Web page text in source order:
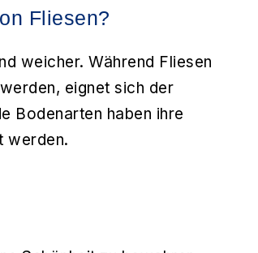
Fliesen?
weicher. Während Fliesen
eignet sich der
Bodenarten haben ihre
werden.